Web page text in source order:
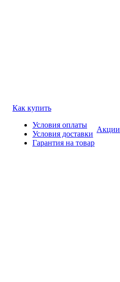
Как купить
Условия оплаты
Условия доставки
Гарантия на товар
Акции